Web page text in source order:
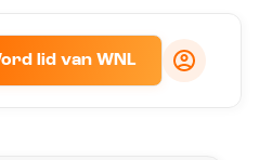
lid van WNL